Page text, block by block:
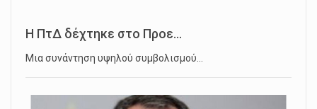
Η ΠτΔ δέχτηκε στο Προε...
Μια συνάντηση υψηλού συμβολισμού…